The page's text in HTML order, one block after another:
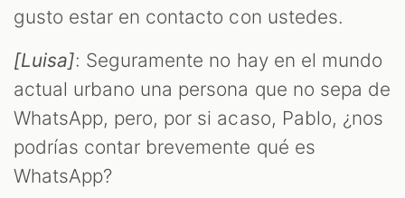
gusto estar en contacto con ustedes.
[Luisa]: Seguramente no hay en el mundo
actual urbano una persona que no sepa de
WhatsApp, pero, por si acaso, Pablo, ¿nos
podrías contar brevemente qué es
WhatsApp?